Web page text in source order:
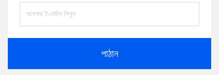
পাঠান